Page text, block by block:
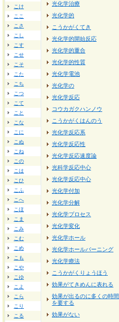
こけ
ここ
こさ
こし
こす
こせ
こそ
こた
こち
こつ
こて
こと
こな
こに
こぬ
こね
この
こは
こひ
こふ
こへ
こほ
こま
こみ
こむ
こめ
こも
こや
こゆ
こよ
こら
こり
こる
光化学治療
光化学的
こうかがくてき
光化学的開始反応
光化学的重合
光化学的性質
光化学電池
光化学の
光化学反応
コウカガクハンノウ
こうかがくはんのう
光化学反応系
光化学反応性
光化学反応速度論
光科学反応中心
光化学反応中心
光化学付加
光化学分解
光化学プロセス
光化学変化
光化学ホール
光化学ホールバーニング
光化学療法
こうかがくりょうほう
効果がてきめんに表れる
効果が出るのに多くの時間
を要する
効果がない